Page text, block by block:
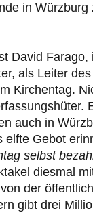
in Würzburg
David Farago,
als Leiter
Kirchentag.
auch in
elfte Gebot
selbst
diesmal
der
gibt drei